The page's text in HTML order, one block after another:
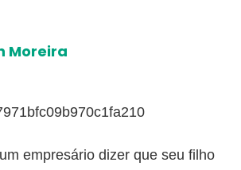
Moreira
empresário dizer que seu filho